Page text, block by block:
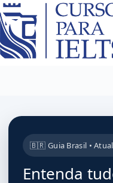
🇧🇷 Guia Brasil •
Entenda